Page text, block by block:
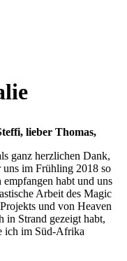
lieber Thomas,
ganz herzlichen Dank,
uns im Frühling 2018 so
empfangen habt und uns
Arbeit des Magic
und von Heaven
in Strand gezeigt habt,
ich im Süd-Afrika